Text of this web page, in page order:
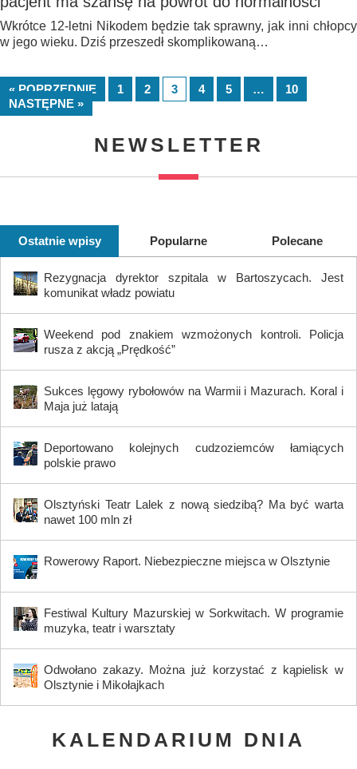
Wkrótce 12-letni Nikodem będzie tak sprawny, jak inni chłopcy
w jego wieku. Dziś przeszedł skomplikowaną…
« POPRZEDNIE 1 2 3 4 5 …
10
NASTĘPNE »
NEWSLETTER
Ostatnie wpisy Popularne Polecane
Rezygnacja dyrektor szpitala w Bartoszycach. Jest
komunikat władz powiatu
Weekend pod znakiem wzmożonych kontroli. Policja
rusza z akcją „Prędkość”
Sukces lęgowy rybołowów na Warmii i Mazurach. Koral i
Maja już latają
Deportowano kolejnych cudzoziemców łamiących
polskie prawo
Olsztyński Teatr Lalek z nową siedzibą? Ma być warta
nawet 100 mln zł
Rowerowy Raport. Niebezpieczne miejsca w Olsztynie
Festiwal Kultury Mazurskiej w Sorkwitach. W programie
muzyka, teatr i warsztaty
Odwołano zakazy. Można już korzystać z kąpielisk w
Olsztynie i Mikołajkach
KALENDARIUM DNIA